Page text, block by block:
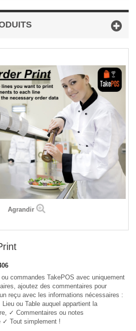
Agrandir
commandes TakePOS avec uniquement
ajoutez des commentaires pour
reçu avec les informations nécessaires :
ou Table auquel appartient la
✓ Commentaires ou notes
✓ Tout simplement !